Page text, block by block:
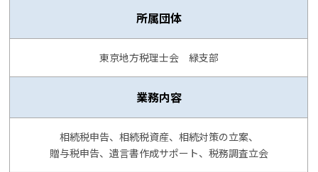
所属団体
東京地方税理士会 緑支部
業務内容
相続税申告、相続税資産、相続対策の立案、
贈与税申告、遺言書作成サポート、税務調査立会